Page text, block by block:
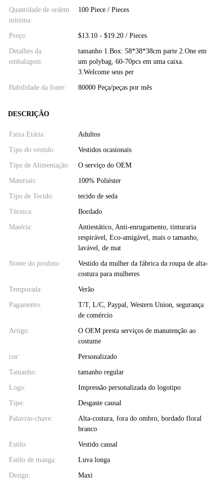
Quantidade de ordem
mínima:
100 Piece / Pieces
Preço: $13.10 - $19.20 / Pieces
Detalhes da
embalagem:
tamanho 1.Box: 58*38*38cm parte 2.One em
um polybag, 60-70pcs em uma caixa.
3.Welcome seus per
Habilidade da fonte: 80000 Peça/peças por mês
DESCRIÇÃO
Faixa Etária: Adultos
Tipo do vestido: Vestidos ocasionais
Tipo de Alimentação: O serviço do OEM
Materiais: 100% Poliéster
Tipo de Tecido: tecido de seda
Técnica: Bordado
Matéria:
Antiestático, Anti-enrugamento, tinturaria
respirável, Eco-amigável, mais o tamanho,
lavável, de mat
Nome do produto:
Vestido da mulher da fábrica da roupa de alta-
costura para mulheres
Temporada: Verão
Pagamento:
T/T, L/C, Paypal, Western Union, segurança
de comércio
Artigo:
O OEM presta serviços de manutenção ao
costume
cor: Personalizado
Tamanho: tamanho regular
Logo: Impressão personalizada do logotipo
Tipo: Desgaste causal
Palavras-chave:
Alta-costura, fora do ombro, bordado floral
branco
Estilo: Vestido causal
Estilo de manga: Luva longa
Design: Maxi